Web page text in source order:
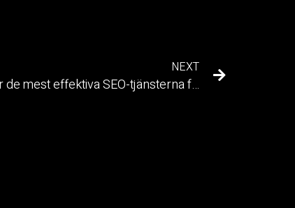
NEXT
Vilka är de mest effektiva SEO-tjänsterna för småföretag i Sverige?